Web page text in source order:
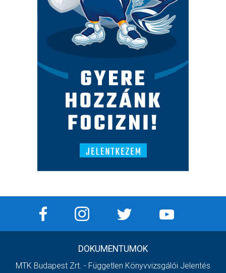
DOKUMENTUMOK
MTK Budapest Zrt. - Független Könyvvizsgálói Jelentés